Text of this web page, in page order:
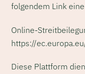
folgendem Link
Online-
https://
Diese Plattform